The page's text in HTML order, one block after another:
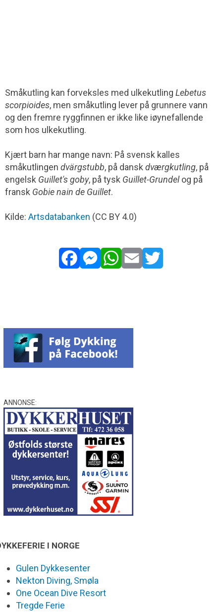
Småkutling kan forveksles med ulkekutling Lebetus
scorpioides, men småkutling lever på grunnere vann
og den fremre ryggfinnen er ikke like iøynefallende
som hos ulkekutling.
Kjært barn har mange navn: På svensk kalles
småkutlingen dvärgstubb, på danskdværgkutling, på
engelsk Guillet's goby, på tysk Guillet-Grundelog på
fransk Gobie nain de Guillet.
Kilde: Artsdatabanken (CC BY 4.0)
ANNONSE:
I NORGE
Gulen Dykkesenter
Nekton Diving, Smøla
One Ocean Dive Resort
Tregde Ferie